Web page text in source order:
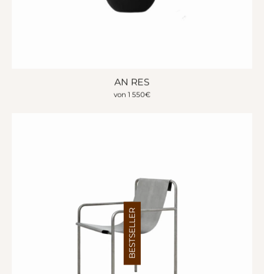
AN RES
von 1 550€
BESTSELLER